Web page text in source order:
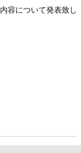
容について発表致し